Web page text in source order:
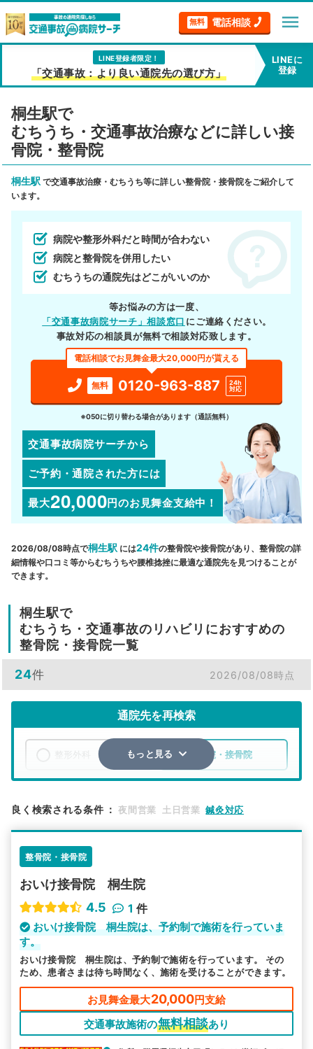
無料 電話相談 menu
LINE登録者限定！
「交通事故：より良い通院先の選び方」
LINEに
登録
桐生駅で
むちうち・交通事故治療などに詳しい接
骨院・整骨院
桐生駅 で交通事故治療・むちうち等に詳しい整骨院・接骨院をご紹介して
います。
病院や整形外科だと時間が合わない
病院と整骨院を併用したい
むちうちの通院先はどこがいいのか
等お悩みの方は一度、
「交通事故病院サーチ」相談窓口 にご連絡ください。
事故対応の相談員が無料で相談対応致します。
電話相談でお見舞金最大20,000円が貰える
無料 0120-963-887
24h
対応
※050に切り替わる場合があります（通話無料）
交通事故病院サーチから
ご予約・通院された方には
最大20,000円のお見舞金支給中！
2026/08/08時点で桐生駅 には24件の整骨院や接骨院があり、整骨院の詳
細情報や口コミ等からむちうちや腰椎捻挫に最適な通院先を見つけることが
できます。
桐生駅で
むちうち・交通事故のリハビリにおすすめの
整骨院・接骨院一覧
24件 2026/08/08時点
通院先を再検索
整骨院・接骨院
検索する
駅から探す 院名から探す
もっと見る
良く検索される条件 ： 夜間営業 土日営業 鍼灸対応
整骨院・接骨院
おいけ接骨院 桐生院
4.5
1 件
おいけ接骨院 桐生院は、予約制で施術を行っていま
す。
おいけ接骨院 桐生院は、予約制で施術を行っています。 その
ため、患者さまは待ち時間なく、施術を受けることができます。
お見舞金最大20,000円支給
交通事故施術の無料相談あり